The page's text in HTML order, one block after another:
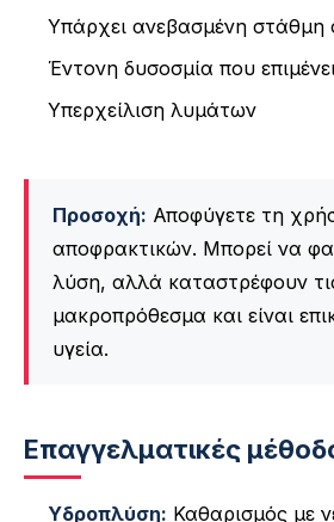
Υπάρχει ανεβασμένη στάθμη
Έντονη δυσοσμία που
Υπερχείλιση λυμάτων
Προσοχή: Αποφύγετε τη
αποφρακτικών. Μπορεί να
λύση, αλλά καταστρέφουν
μακροπρόθεσμα και είναι
υγεία.
Επαγγελματικές
Υδροπλύση: Καθαρισμός με